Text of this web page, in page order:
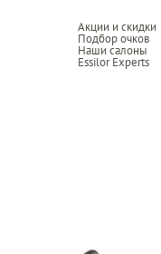
Акции и скидки
Подбор очков
Наши салоны
Essilor Experts